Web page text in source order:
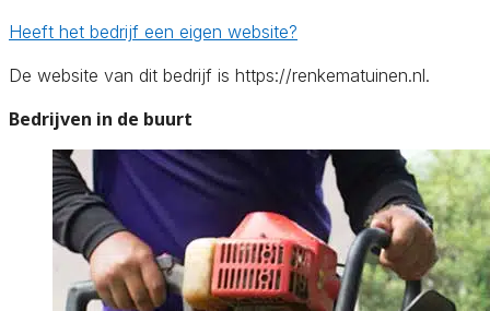
Heeft het bedrijf een eigen website?
De website van dit bedrijf is https://renkematuinen.nl.
Bedrijven in de buurt